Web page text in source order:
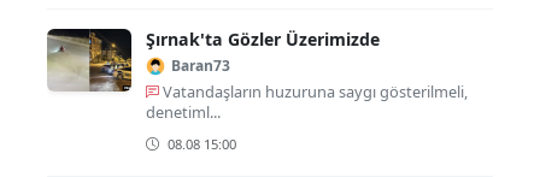
Şırnak'ta Gözler Üzerimizde
Baran73
Vatandaşların huzuruna saygı gösterilmeli,
denetiml...
08.08 15:00